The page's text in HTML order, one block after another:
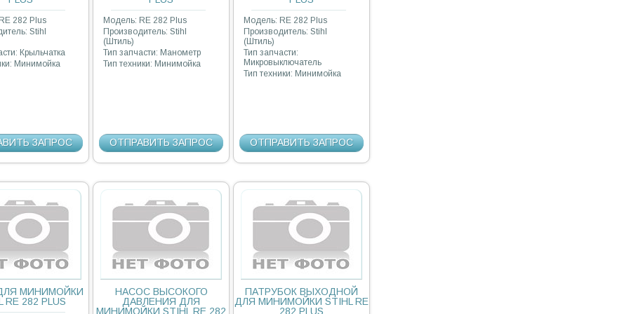
282 Plus
Stihl
Крыльчатка
Минимойка
ЗАПРОС
Модель: RE 282 Plus
Производитель: Stihl
(Штиль)
Тип запчасти: Манометр
Тип техники: Минимойка
ОТПРАВИТЬ ЗАПРОС
Модель: RE 282 Plus
Производитель: Stihl
(Штиль)
Тип запчасти:
Микровыключатель
Тип техники: Минимойка
ОТПРАВИТЬ ЗАПРОС
МИНИМОЙКИ
RE 282 PLUS
НАСОС ВЫСОКОГО
ДАВЛЕНИЯ ДЛЯ
МИНИМОЙКИ STIHL RE 282
ПАТРУБОК ВЫХОДНОЙ
ДЛЯ МИНИМОЙКИ STIHL RE
282 PLUS